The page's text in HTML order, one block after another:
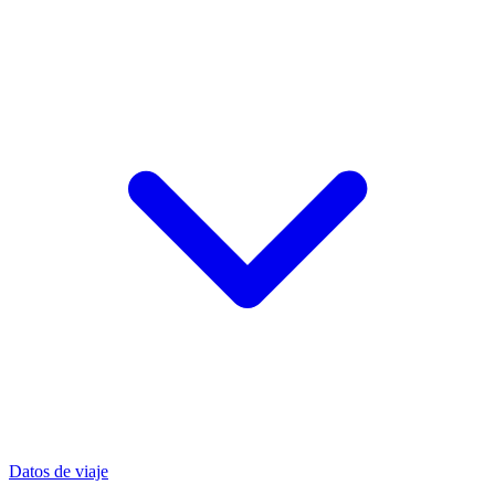
Datos de viaje